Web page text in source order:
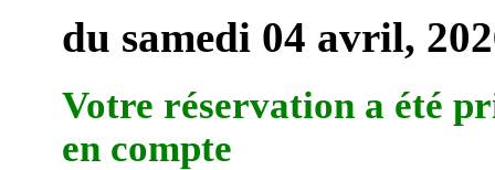
du samedi 04 avril,
Votre réservation a été
en compte